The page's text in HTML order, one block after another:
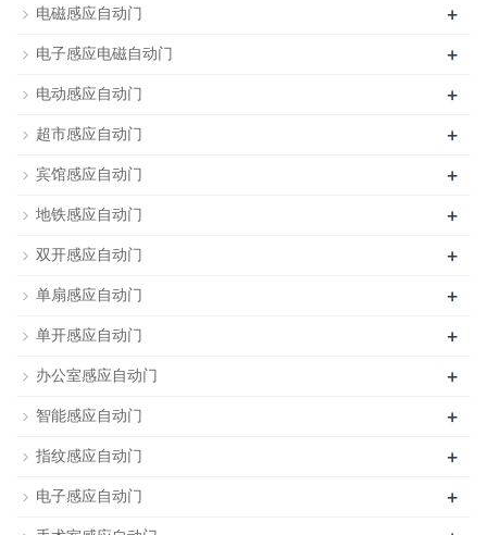
电磁感应自动门 +
电子感应电磁自动门 +
电动感应自动门 +
超市感应自动门 +
宾馆感应自动门 +
地铁感应自动门 +
双开感应自动门 +
单扇感应自动门 +
单开感应自动门 +
办公室感应自动门 +
智能感应自动门 +
指纹感应自动门 +
电子感应自动门 +